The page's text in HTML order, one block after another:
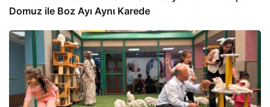
Domuz ile Boz Ayı Aynı Karede